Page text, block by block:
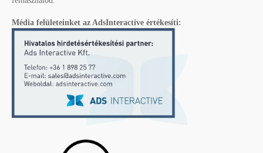
Média felületeinket az AdsInteractive értékesíti: